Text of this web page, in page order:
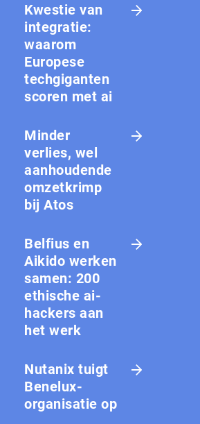
Kwestie van
integratie:
waarom
Europese
techgiganten
scoren met ai
Minder
verlies, wel
aanhoudende
omzetkrimp
bij Atos
Belfius en
Aikido werken
samen: 200
ethische ai-
hackers aan
het werk
Nutanix tuigt
Benelux-
organisatie op